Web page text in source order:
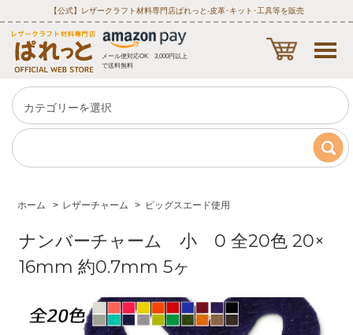
【公式】レザークラフト材料専門店ぱれっと‐皮革･キット･工具等を販売
メール便対応OK 3,000円以上
で送料無料
ホーム > レザーチャーム > ピッグスエード使用
ナンバーチャーム 小 0 全20色 20×
16mm 約0.7mm 5ヶ